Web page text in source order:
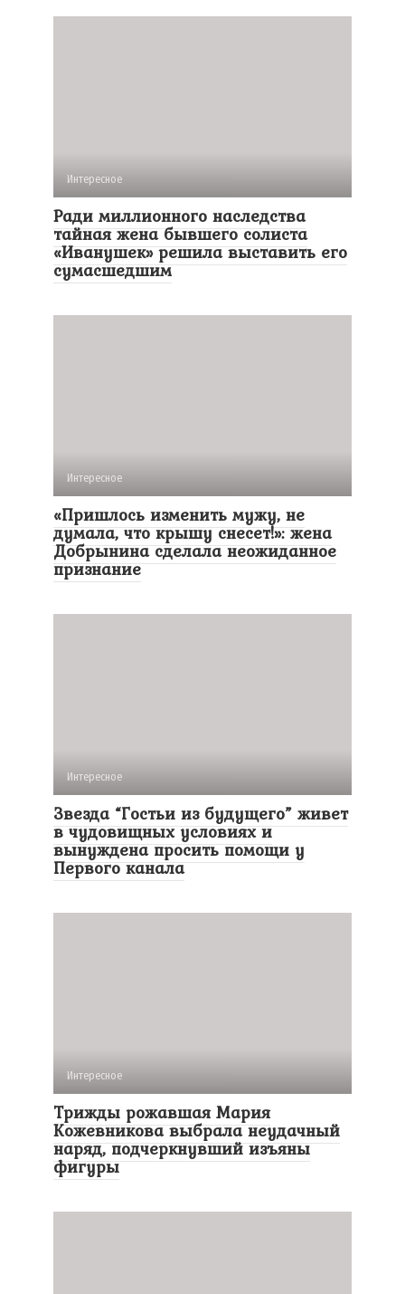
Интересное
Ради миллионного наследства
тайная жена бывшего солиста
«Иванушек» решила выставить его
сумасшедшим
Интересное
«Пришлось изменить мужу, не
думала, что крышу снесет!»: жена
Добрынина сделала неожиданное
признание
Интересное
Звезда “Гостьи из будущего” живет
в чудовищных условиях и
вынуждена просить помощи у
Первого канала
Интересное
Трижды рожавшая Мария
Кожевникова выбрала неудачный
наряд, подчеркнувший изъяны
фигуры